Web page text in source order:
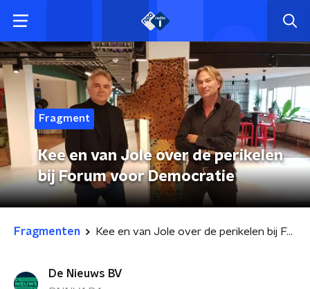
Fragment
Kee en van Jole over de perikelen
bij Forum voor Democratie
Fragmenten Kee en van Jole over de perikelen bij Forum voor Democratie
De Nieuws BV